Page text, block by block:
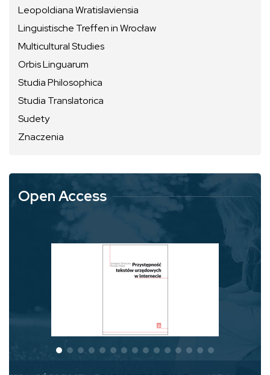
Leopoldiana Wratislaviensia
Linguistische Treffen in Wrocław
Multicultural Studies
Orbis Linguarum
Studia Philosophica
Studia Translatorica
Sudety
Znaczenia
Open Access